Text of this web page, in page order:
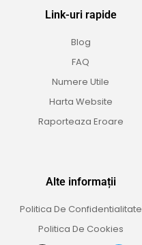
Link-uri rapide
Blog
FAQ
Numere Utile
Harta Website
Raporteaza Eroare
Alte informații
Politica De Confidentialitate
Politica De Cookies